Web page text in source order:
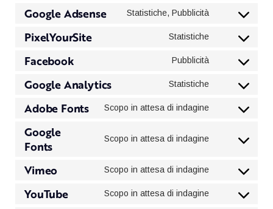
service
Google Adsense Statistiche, Pubblicità
Consent
service
adsense
PixelYourSite Statistiche
Consent
service
Facebook Pubblicità
Consent
service
Google Analytics Statistiche
Consent
service
analytics
Adobe Fonts Scopo in attesa di indagine
Consent
service
Google
Fonts
Scopo in attesa di indagine
Consent
service
Vimeo Scopo in attesa di indagine
Consent
service
YouTube Scopo in attesa di indagine
Consent